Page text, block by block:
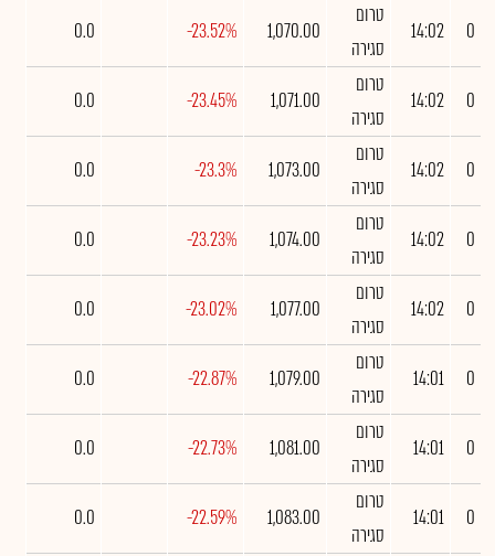
0
14:02
טרום
סגירה
1,070.00
-23.52%
0.0
0
14:02
טרום
סגירה
1,071.00
-23.45%
0.0
0
14:02
טרום
סגירה
1,073.00
-23.3%
0.0
0
14:02
טרום
סגירה
1,074.00
-23.23%
0.0
0
14:02
טרום
סגירה
1,077.00
-23.02%
0.0
0
14:01
טרום
סגירה
1,079.00
-22.87%
0.0
0
14:01
טרום
סגירה
1,081.00
-22.73%
0.0
0
14:01
טרום
סגירה
1,083.00
-22.59%
0.0